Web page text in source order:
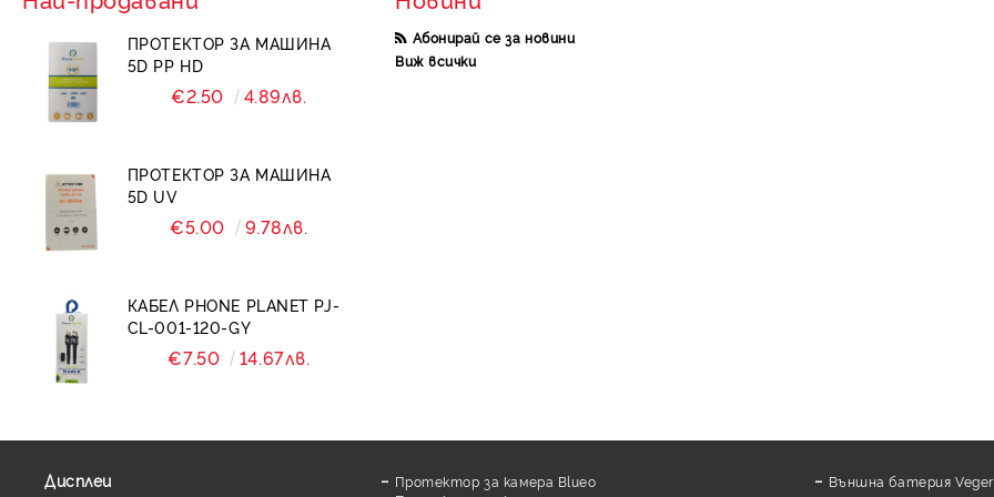
Калъфи XO case
Калъфи Ou case
Калъфи The North Face
Калъфи MMkio
Калъфи UAG
Калъфи Blueo
Калъфи HDD
ПРОТЕКТОР ЗА МАШИНА
5D PP HD
€2.50 4.89лв.
ПРОТЕКТОР ЗА МАШИНА
5D UV
€5.00 9.78лв.
КАБЕЛ PHONE PLANET PJ-
CL-001-120-GY
€7.50 14.67лв.
Абонирай се за новини
Виж всички
Дисплеи
Протектор за камера Blueo
Външна батерия Veger